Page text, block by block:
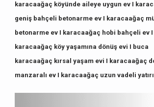
karacaağaç köyünde aileye uygun ev I
geniş bahçeli betonarme ev I karacaağaç
betonarme ev I karacaağaç hobi bahçeli ev I
karacaağaç köy yaşamına dönüş evi I buca
karacaağaç kırsal yaşam evi I karacaağaç
manzaralı ev I karacaağaç uzun vadeli